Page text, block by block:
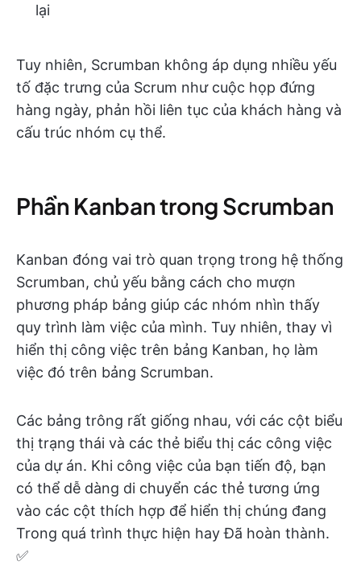
lại
Tuy nhiên, Scrumban không áp dụng nhiều yếu
tố đặc trưng của Scrum như cuộc họp đứng
hàng ngày, phản hồi liên tục của khách hàng và
cấu trúc nhóm cụ thể.
Phần Kanban trong Scrumban
Kanban đóng vai trò quan trọng trong hệ thống
Scrumban, chủ yếu bằng cách cho mượn
phương pháp bảng giúp các nhóm nhìn thấy
quy trình làm việc của mình. Tuy nhiên, thay vì
hiển thị công việc trên bảng Kanban, họ làm
việc đó trên bảng Scrumban.
Các bảng trông rất giống nhau, với các cột biểu
thị trạng thái và các thẻ biểu thị các công việc
của dự án. Khi công việc của bạn tiến độ, bạn
có thể dễ dàng di chuyển các thẻ tương ứng
vào các cột thích hợp để hiển thị chúng đang
Trong quá trình thực hiện hay Đã hoàn thành.
✅